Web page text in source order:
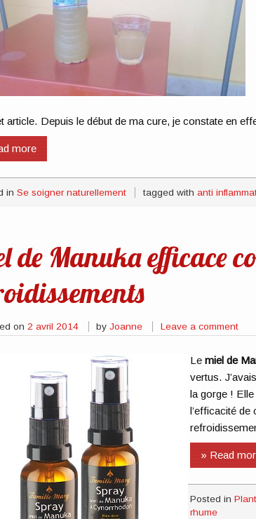
article. Depuis le début de ma cure, je constate en
more
in Se soigner naturellement tagged withanti
de Manuka efficace
on 2 avril 2014 byJoanne Leave a comment
Lemiel de
vertus.
la gorge ! Elle
l’efficacité de
» Read
Posted in
rhume